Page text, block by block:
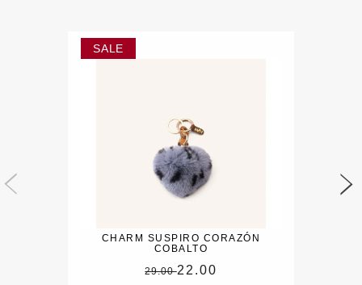
CHARM SUSPIRO CORAZÓN
COBALTO
29.0022.00